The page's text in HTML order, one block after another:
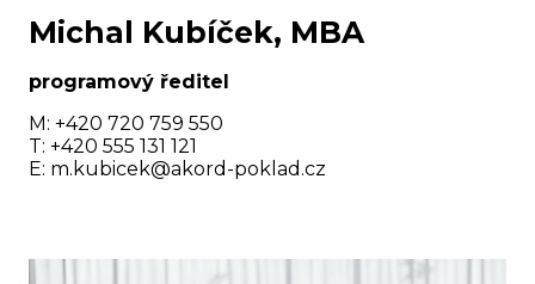
Michal Kubíček, MBA
programový ředitel
M: +420 720 759 550
T: +420 555 131 121
E: m.kubicek@akord-poklad.cz